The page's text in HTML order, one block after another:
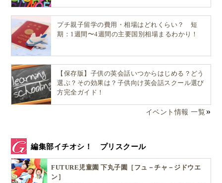
プチ親子留学の費用・相場はどれくらい？ 短
期：1週間〜4週間の主要国別相場まるわかり！
【保存版】子供の英会話いつからはじめる？どう
選ぶ？その効果は？子供向け英会話スクール選び
方完全ガイド！
イベント情報 一覧
編集部イチオシ！ プリスクール
FUTURE児童園 下丸子園［フュ－チャ－ジドウエ
ン］